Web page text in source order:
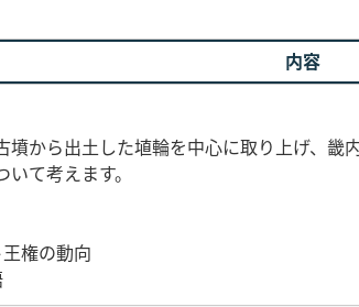
内容
墳から出土した埴輪を中心に取り上げ、
て考えます。
権の動向